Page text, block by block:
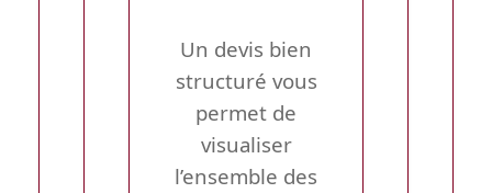
Un devis bien
structuré vous
permet de
visualiser
l’ensemble des